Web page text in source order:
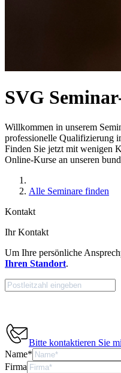
SVG
Willkommen in unserem
professionelle Qualifizierung
Finden Sie jetzt mit wenigen
Online-Kurse an unseren
Alle Seminare finden
Kontakt
Ihr Kontakt
Um Ihre persönliche
Ihren Standort.
Bitte kontaktieren Sie
Name*
Firma